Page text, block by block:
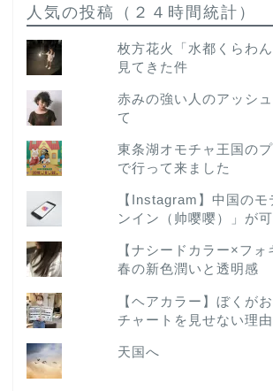
人気の投稿（２４時間統計）
枚方花火「水都くらわん
見てきた件
赤みの強い人のアッシ
て
東条湖オモチャ王国の
で行って来ました
【Instagram】中国の
ンイン（帅嘤嘤）」が
【ナシードカラー×フォ
春の新色潤いと透明感
【ヘアカラー】ぼくが
チャートを見せない理由
天国へ